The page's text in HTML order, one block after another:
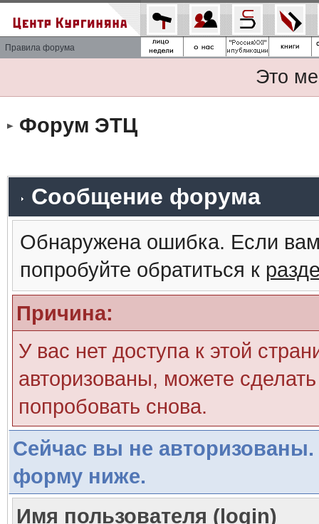
Правила форума
Это
Форум ЭТЦ
Сообщение форума
Обнаружена ошибка. Если
попробуйте обратиться к
Причина:
У вас нет доступа к этой
авторизованы, можете
попробовать снова.
Сейчас вы не авторизованы.
форму ниже.
Имя пользователя (login)